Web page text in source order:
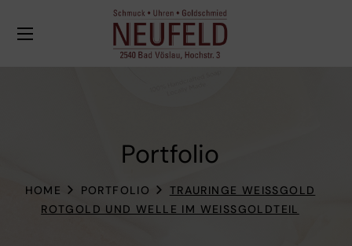
Portfolio
HOME PORTFOLIO
TRAURINGE WEISSGOLD
ROTGOLD UND WELLE IM WEISSGOLDTEIL